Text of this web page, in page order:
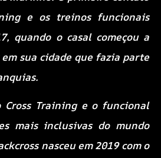
e os treinos funcionais
quando o casal começou a
sua cidade que fazia parte
Cross Training e o funcional
mais inclusivas do mundo
nasceu em 2019 com o